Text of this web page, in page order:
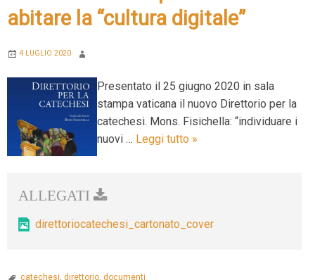
abitare la “cultura digitale”
4 LUGLIO 2020
Presentato il 25 giugno 2020 in sala
stampa vaticana il nuovo Direttorio per la
catechesi. Mons. Fisichella: “individuare i
nuovi … Leggi tutto Nuovo
abitare
»
direttoriocatechesi_cartonato_cover
catechesi direttorio documenti